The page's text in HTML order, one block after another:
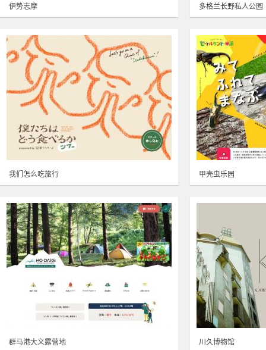
伊势志摩 多格兰长野私人公园
我们怎么吃旅行 甲壳虫乐园
群马港大义露营地 川久博物馆